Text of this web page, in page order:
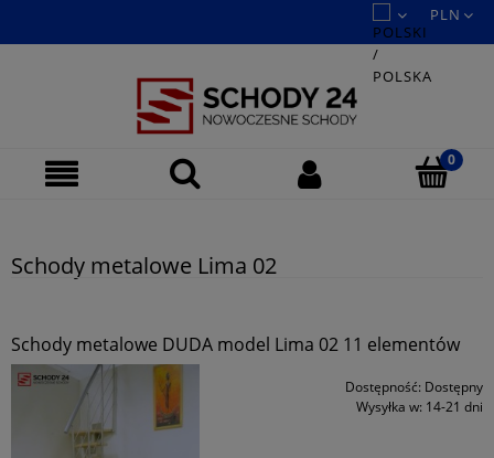
Schody metalowe Lima 02
Schody metalowe DUDA model Lima 02 11 elementów
Dostępność: Dostępny
Wysyłka w: 14-21 dni